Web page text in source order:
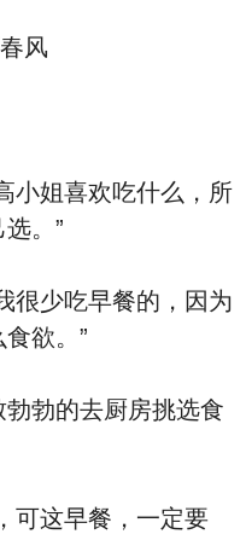
风
小姐喜欢吃什么，所
。”
很少吃早餐的，因为
欲。”
勃的去厨房挑选食
可这早餐，一定要